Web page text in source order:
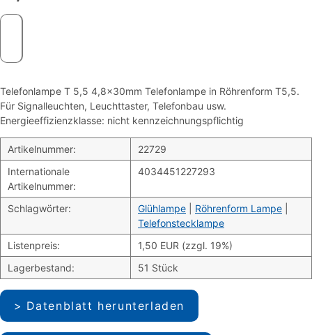
Telefonlampe T 5,5 4,8x30mm Telefonlampe in Röhrenform T5,5.
Für Signalleuchten, Leuchttaster, Telefonbau usw.
Energieeffizienzklasse: nicht kennzeichnungspflichtig
Artikelnummer:
22729
Internationale
Artikelnummer:
4034451227293
Schlagwörter: Glühlampe Röhrenform Lampe
Telefonstecklampe
Listenpreis:
1,50 EUR (zzgl. 19%)
Lagerbestand:
51 Stück
Datenblatt herunterladen